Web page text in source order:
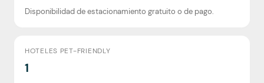
Disponibilidad de estacionamiento gratuito o de pago.
HOTELES PET-FRIENDLY
1